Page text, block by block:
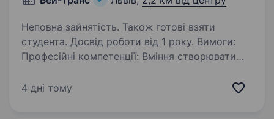
Неповна зайнятість. Також готові взяти
студента. Досвід роботи від 1 року. Вимоги:
Професійні компетенції: Вміння створювати
B2B-маркетингу та контент-маркетингу
4 дні тому